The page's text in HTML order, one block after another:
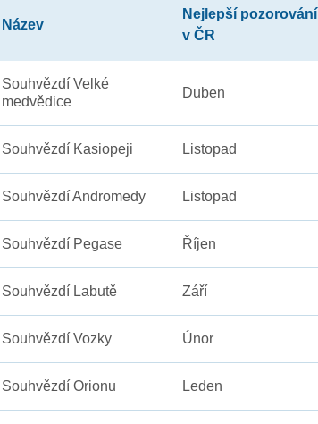
Název
Nejlepší pozorování
v ČR
Souhvězdí Velké
medvědice
Duben
Souhvězdí Kasiopeji Listopad
Souhvězdí Andromedy Listopad
Souhvězdí Pegase Říjen
Souhvězdí Labutě Září
Souhvězdí Vozky Únor
Souhvězdí Orionu Leden